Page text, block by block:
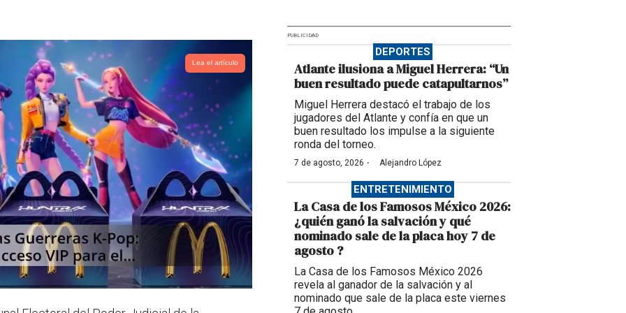
Lea el artículo
PUBLICIDAD
DEPORTES
Atlante ilusiona a Miguel Herrera: “Un
buen resultado puede catapultarnos”
Miguel Herrera destacó el trabajo de los
jugadores del Atlante y confía en que un
buen resultado los impulse a la siguiente
ronda del torneo.
7 de agosto, 2026 · Alejandro López
ENTRETENIMIENTO
La Casa de los Famosos México 2026:
¿quién ganó la salvación y qué
nominado sale de la placa hoy 7 de
agosto ?
La Casa de los Famosos México 2026
revela al ganador de la salvación y al
nominado que sale de la placa este viernes